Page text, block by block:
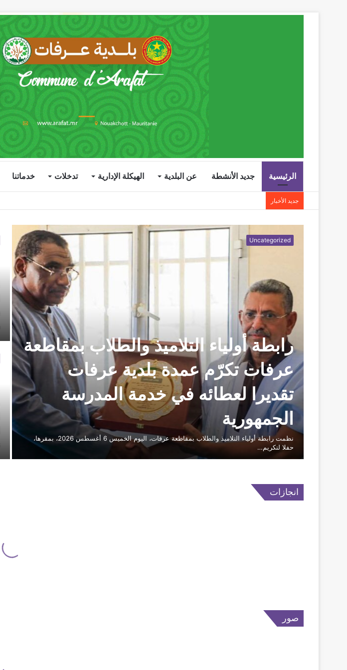
الرئيسية جديد الأنشطة عن البلدية الهيكلة الإدارية تدخلات خدماتنا
جديد الأخبار
Uncategorized
رابطة أولياء التلاميذ والطلاب بمقاطعة
عرفات تكرّم عمدة بلدية عرفات
تقديرا لعطائه في خدمة المدرسة
الجمهورية
نظمت رابطة أولياء التلاميذ والطلاب بمقاطعة عرفات، اليوم الخميس 6 أغسطس 2026، بمقرها،
حفلا لتكريم…
انجازات
صور